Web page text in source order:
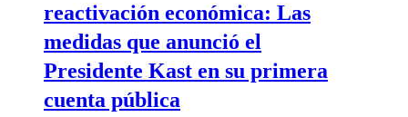
reactivación económica: Las
medidas que anunció el
Presidente Kast en su primera
cuenta pública